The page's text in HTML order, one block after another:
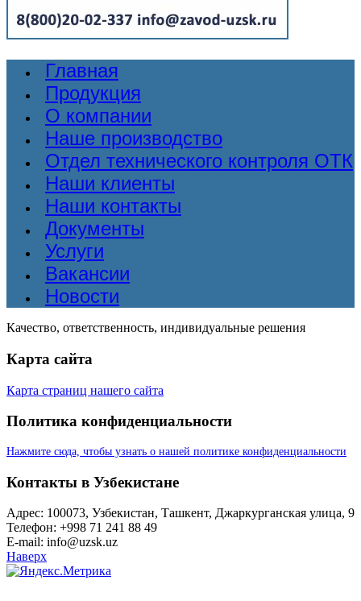
Главная
Продукция
О компании
Наше производство
Отдел технического контроля ОТК
Наши клиенты
Наши контакты
Документы
Услуги
Вакансии
Новости
Качество, ответственность, индивидуальные решения
Карта сайта
Карта страниц нашего сайта
Политика конфиденциальности
Нажмите сюда, чтобы узнать о нашей политике конфиденциальности
Контакты в Узбекистане
Адрес: 100073, Узбекистан, Ташкент, Джаркурганская улица, 9
Телефон: +998 71 241 88 49
E-mail: info@uzsk.uz
Наверх